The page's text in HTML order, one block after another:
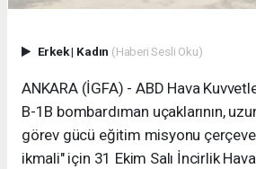
Erkek| Kadın (Haberi Sesli Oku)
ANKARA (İGFA) - ABD Hava
B-1B bombardıman uçaklarının,
görev gücü eğitim misyonu
ikmali" için 31 Ekim Salı İncirlik